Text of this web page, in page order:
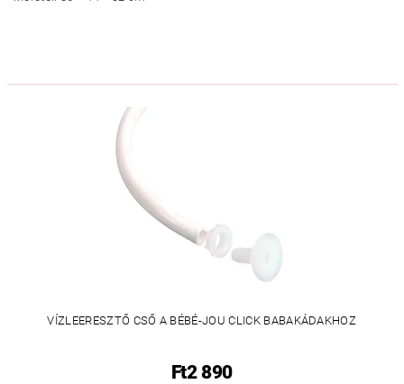
VÍZLEERESZTŐ CSŐ A BÉBÉ-JOU CLICK BABAKÁDAKHOZ
Ft2 890